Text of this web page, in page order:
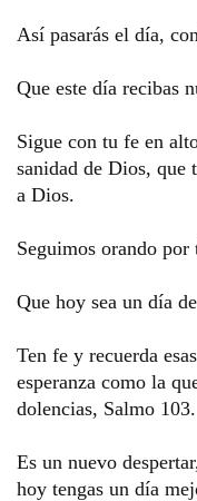
Así pasarás el día,
Que este día recibas
Sigue con tu fe en
sanidad de Dios, que
a Dios.
Seguimos orando por
Que hoy sea un día
Ten fe y recuerda
esperanza como la
dolencias, Salmo 103.
Es un nuevo
hoy tengas un día